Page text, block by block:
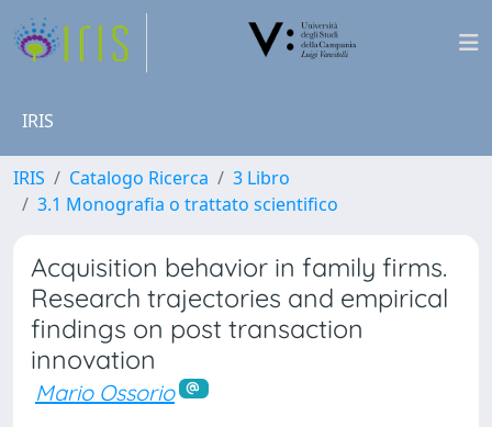
IRIS
IRIS Catalogo Ricerca
3 Libro
3.1 Monografia o trattato scientifico
Acquisition behavior in family firms.
Research trajectories and empirical
findings on post transaction
innovation
Mario Ossorio